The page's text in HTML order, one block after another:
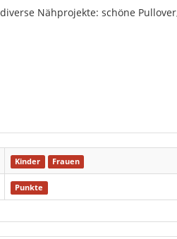
Nähprojekte: schöne
Kinder Frauen
Punkte